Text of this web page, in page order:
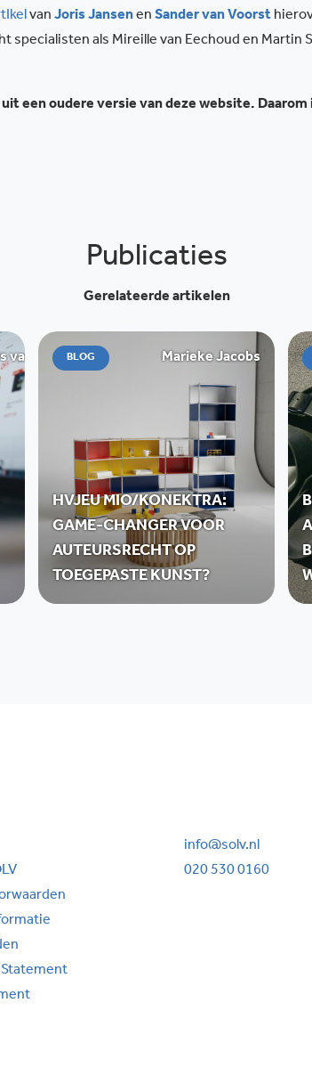
van Joris Jansenen Sander van Voorst
specialisten als Mireille van Eechoud en Martin
een oudere versie van deze website.
Publicaties
Gerelateerde artikelen
van de Graaff
BLOG Marieke Jacobs
HVJEU MIO/KONEKTRA:
GAME-CHANGER VOOR
AUTEURSRECHT OP
TOEGEPASTE KUNST?
Statement
info@solv.nl
020 530 0160